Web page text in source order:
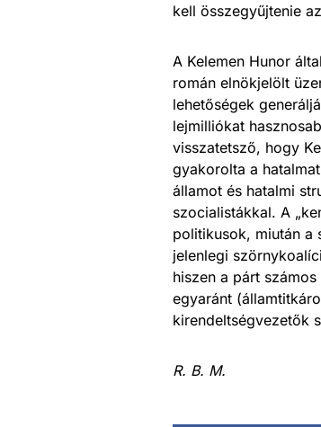
kell összegyűjtenie
A Kelemen Hunor
román elnökjelölt
lehetőségek
lejmilliókat
visszatetsző, hogy
gyakorolta a
államot és hatalmi
szocialistákkal. A
politikusok, miután a
jelenlegi
hiszen a párt
egyaránt
kirendeltségvezetők
R. B. M.